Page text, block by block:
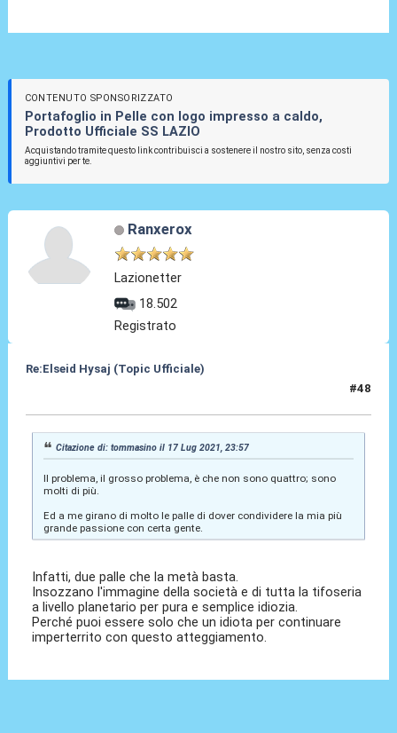
CONTENUTO SPONSORIZZATO
Portafoglio in Pelle con logo impresso a caldo,
Prodotto Ufficiale SS LAZIO
Acquistando tramite questo link contribuisci a sostenere il nostro sito, senza costi
aggiuntivi per te.
Ranxerox
Lazionetter
18.502
Registrato
Re:Elseid Hysaj (Topic Ufficiale)
#48
Citazione di: tommasino il 17 Lug 2021, 23:57
Il problema, il grosso problema, è che non sono quattro; sono
molti di più.
Ed a me girano di molto le palle di dover condividere la mia più
grande passione con certa gente.
Infatti, due palle che la metà basta.
Insozzano l'immagine della società e di tutta la tifoseria
a livello planetario per pura e semplice idiozia.
Perché puoi essere solo che un idiota per continuare
imperterrito con questo atteggiamento.